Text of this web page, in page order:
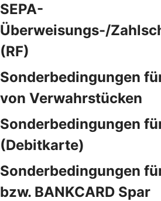
SEPA-
Überweisungs-/
(RF)
Sonderbedingungen
von Verwahrstücken
Sonderbedingungen
(Debitkarte)
Sonderbedingungen
bzw. BANKCARD Spar